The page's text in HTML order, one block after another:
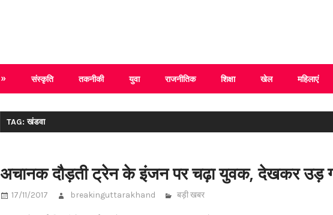
संस्कृति तकनीकी युवा राजनीतिक शिक्षा खेल महिलाएं
TAG: खंडवा
अचानक दौड़ती ट्रेन के इंजन पर चढ़ा युवक, देखकर उड़
17/11/2017 breakinguttarakhand बड़ी खबर